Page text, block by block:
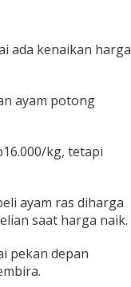
ada kenaikan harga
ayam potong
kg, tetapi
ayam ras diharga
saat harga naik.
pekan depan